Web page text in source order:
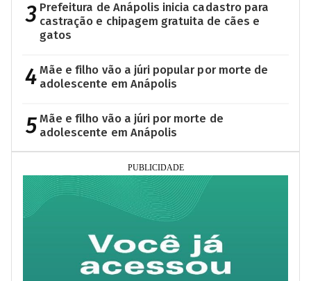
3 Prefeitura de Anápolis inicia cadastro para
castração e chipagem gratuita de cães e
gatos
4 Mãe e filho vão a júri popular por morte de
adolescente em Anápolis
5 Mãe e filho vão a júri por morte de
adolescente em Anápolis